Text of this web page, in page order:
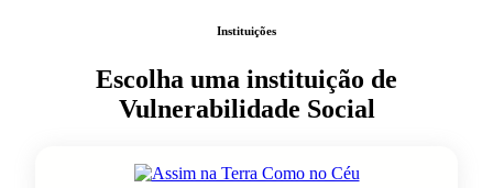
Instituições
Escolha uma instituição de
Vulnerabilidade Social